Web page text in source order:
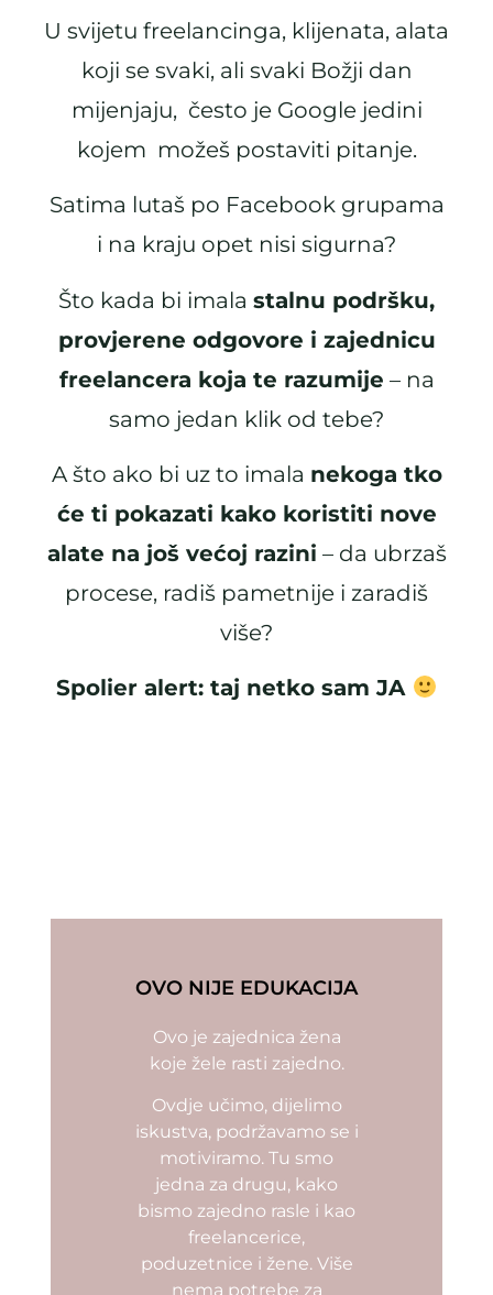
U svijetu freelancinga, klijenata, alata
koji se svaki, ali svaki Božji dan
mijenjaju, često je Google jedini
kojem možeš postaviti pitanje.
Satima lutaš po Facebook grupama
i na kraju opet nisi sigurna?
Što kada bi imala stalnu podršku,
provjerene odgovore i zajednicu
freelancera koja te razumije – na
samo jedan klik od tebe?
A što ako bi uz to imala nekoga tko
će ti pokazati kako koristiti nove
alate na još većoj razini – da ubrzaš
procese, radiš pametnije i zaradiš
više?
Spolier alert: taj netko sam JA
OVO NIJE EDUKACIJA
Ovo je zajednica žena
koje žele rasti zajedno.
Ovdje učimo, dijelimo
iskustva, podržavamo se i
motiviramo. Tu smo
jedna za drugu, kako
bismo zajedno rasle i kao
freelancerice,
poduzetnice i žene. Više
nema potrebe za